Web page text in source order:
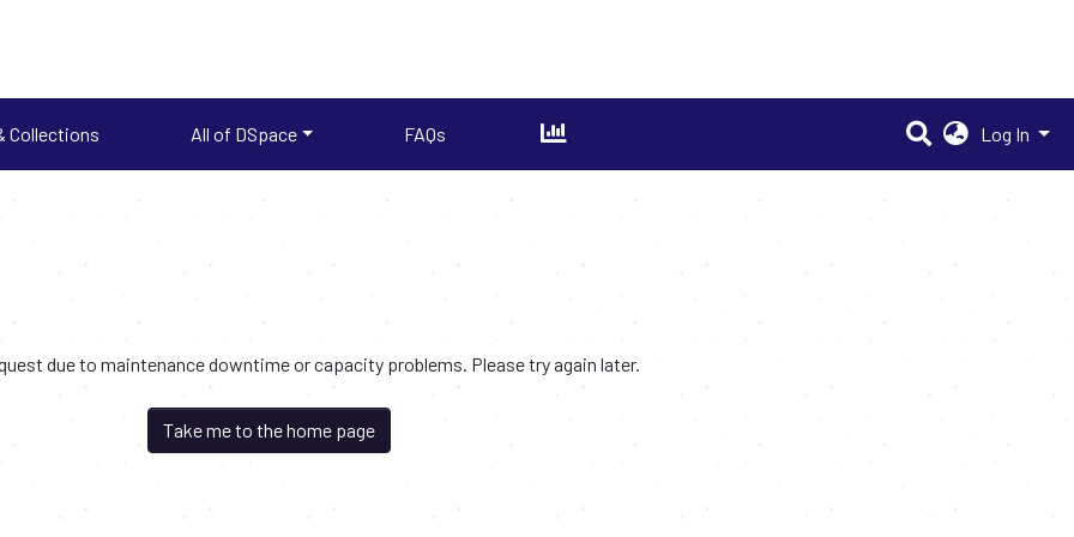
Collections All of DSpace FAQs Log In
due to maintenance downtime or capacity problems. Please try again later.
Take me to the home page